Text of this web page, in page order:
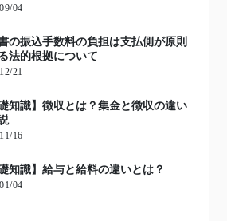
04
の振込手数料の負担は支払側が原則
法的根拠について
21
礎知識】徴収とは？集金と徴収の違い
16
礎知識】給与と給料の違いとは？
04